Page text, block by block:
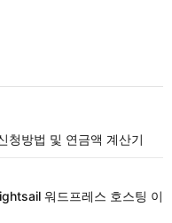
청방법 및 연금액 계산기
워드프레스 호스팅 이